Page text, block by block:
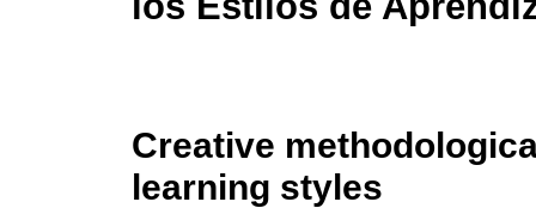
Creative
learning styles